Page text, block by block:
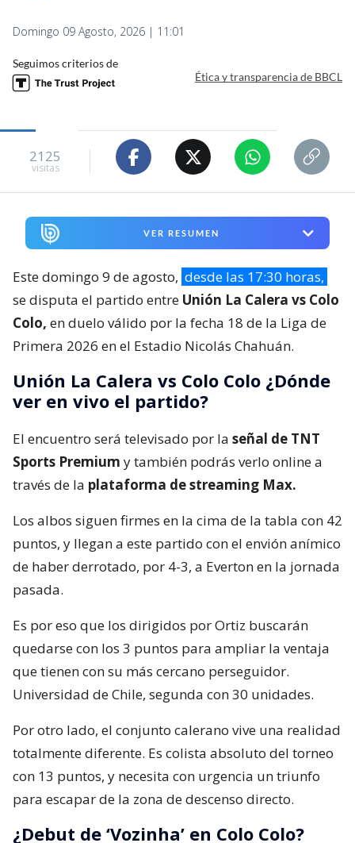
Domingo 09 Agosto, 2026 | 11:01
Seguimos criterios de
Ética y transparencia de BBCL
2125
visitas
VER RESUMEN
Este domingo 9 de agosto, desde las 17:30 horas,
se disputa el partido entre Unión La Calera vs Colo
Colo, en duelo válido por la fecha 18 de la Liga de
Primera 2026 en el Estadio Nicolás Chahuán.
Unión La Calera vs Colo Colo ¿Dónde
ver en vivo el partido?
El encuentro será televisado por la señal de TNT
Sports Premium y también podrás verlo online a
través de la plataforma de streaming Max.
Los albos siguen firmes en la cima de la tabla con 42
puntos, y llegan a este partido con el envión anímico
de haber derrotado, por 4-3, a Everton en la jornada
pasada.
Es por eso que los dirigidos por Ortiz buscarán
quedarse con los 3 puntos para ampliar la ventaja
que tienen con su más cercano perseguidor.
Universidad de Chile, segunda con 30 unidades.
Por otro lado, el conjunto calerano vive una realidad
totalmente diferente. Es colista absoluto del torneo
con 13 puntos, y necesita con urgencia un triunfo
para escapar de la zona de descenso directo.
¿Debut de ‘Vozinha’ en Colo Colo?